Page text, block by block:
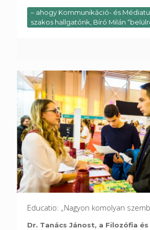
– ahogy Kommunikáció- és
szakos hallgatónk, Bíró Milán
Educatio: „Nagyon komolyan
Dr. Tanács Jánost, a Filozófia és